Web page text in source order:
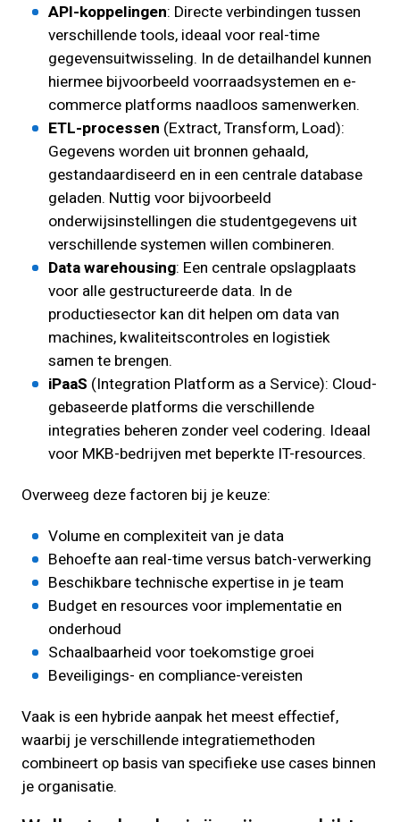
API-koppelingen: Directe verbindingen tussen
verschillende tools, ideaal voor real-time
gegevensuitwisseling. In de detailhandel kunnen
hiermee bijvoorbeeld voorraadsystemen en e-
commerce platforms naadloos samenwerken.
ETL-processen (Extract, Transform, Load):
Gegevens worden uit bronnen gehaald,
gestandaardiseerd en in een centrale database
geladen. Nuttig voor bijvoorbeeld
onderwijsinstellingen die studentgegevens uit
verschillende systemen willen combineren.
Data warehousing: Een centrale opslagplaats
voor alle gestructureerde data. In de
productiesector kan dit helpen om data van
machines, kwaliteitscontroles en logistiek
samen te brengen.
iPaaS (Integration Platform as a Service): Cloud-
gebaseerde platforms die verschillende
integraties beheren zonder veel codering. Ideaal
voor MKB-bedrijven met beperkte IT-resources.
Overweeg deze factoren bij je keuze:
Volume en complexiteit van je data
Behoefte aan real-time versus batch-verwerking
Beschikbare technische expertise in je team
Budget en resources voor implementatie en
onderhoud
Schaalbaarheid voor toekomstige groei
Beveiligings- en compliance-vereisten
Vaak is een hybride aanpak het meest effectief,
waarbij je verschillende integratiemethoden
combineert op basis van specifieke use cases binnen
je organisatie.